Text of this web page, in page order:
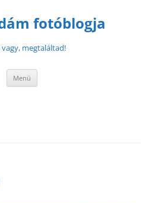
fotóblogja
vagy, megtaláltad!
Menü